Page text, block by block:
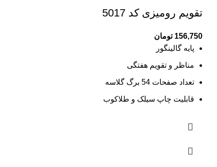
تقویم رومیزی کد 5017
156,750 تومان
پایه گالینگور
مناظر و تقویم هفتگی
تعداد صفحات 54 برگ گلاسه
قابلیت چاپ سیلک و طلاکوب